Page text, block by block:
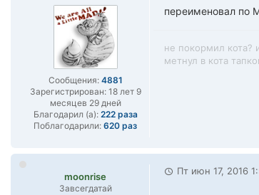
Сообщения: 4881
Зарегистрирован: 18 лет 9
месяцев 29 дней
Благодарил (а): 222 раза
Поблагодарили: 620 раз
переименовал по
не покормил кота?
метнул в кота
moonrise
Завсегдатай
Пт июн 17, 2016